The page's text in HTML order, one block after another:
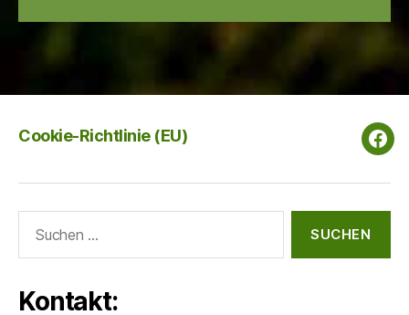
Cookie-Richtlinie (EU)
nach:
Kontakt: